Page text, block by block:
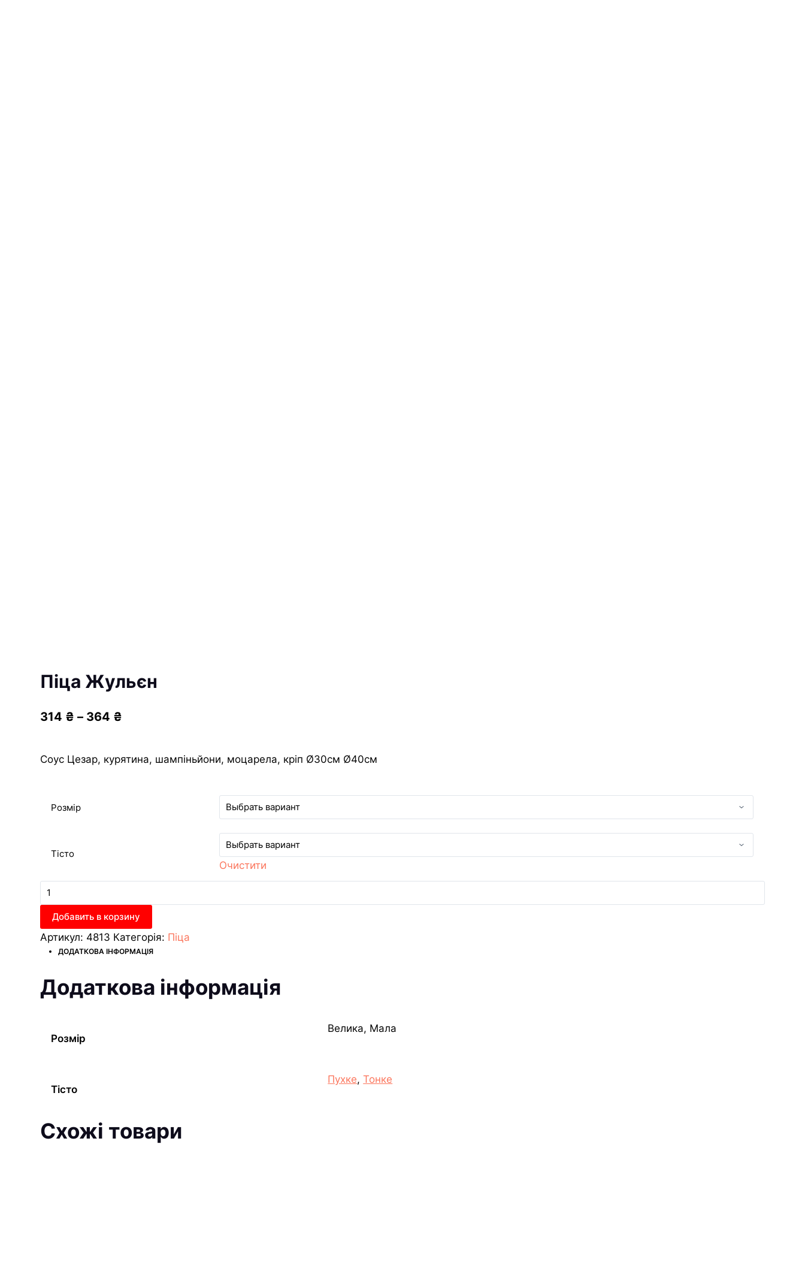
Піца Жульєн
314 ₴ – 364 ₴
Cоус Цезар, курятина, шампіньйони, моцарела, кріп Ø30см Ø40см
Розмір
Тісто
Очистити
Піца
Жульєн
кількість
Добавить в корзину
Артикул: 4813 Категорія: Піца
ДОДАТКОВА ІНФОРМАЦІЯ
Додаткова інформація
Розмір
Велика, Мала
Тісто
Пуxке,Тонке
Схожі товари